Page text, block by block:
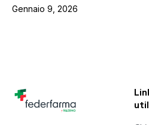
Gennaio 9, 2026